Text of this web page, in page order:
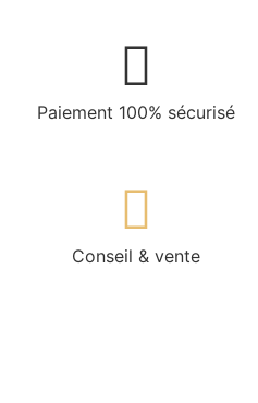
Paiement 100% sécurisé
Conseil & vente